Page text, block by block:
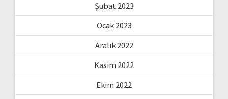
Şubat 2023
Ocak 2023
Aralık 2022
Kasım 2022
Ekim 2022